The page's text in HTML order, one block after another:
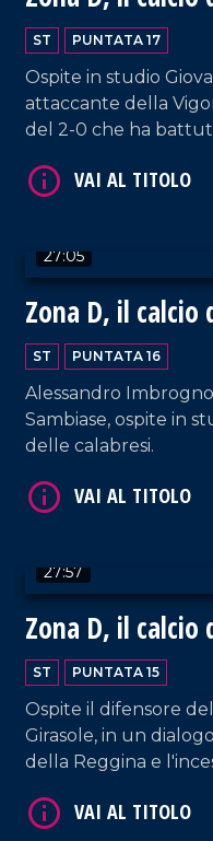
ST PUNTATA 17
Ospite in studio
attaccante della
del 2-0 che ha
focus è sempre
27:05
Zona D, il
ST PUNTATA 16
Alessandro
Sambiase, ospite in
delle calabresi.
27:57
Zona D, il
ST PUNTATA 15
Ospite il difensore
Girasole, in un
della Reggina e
della sconfitta della
VAI AL TITOLO
VAI AL TITOLO
VAI AL TITOLO